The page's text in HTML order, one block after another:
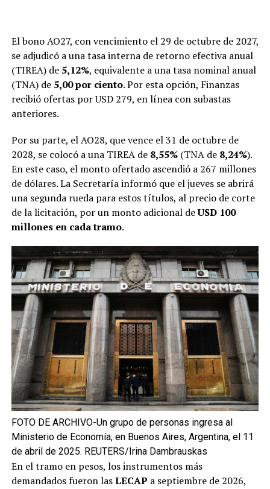
El bono AO27, con vencimiento el 29 de octubre de 2027,
se adjudicó a una tasa interna de retorno efectiva anual
(TIREA) de 5,12%, equivalente a una tasa nominal anual
(TNA) de 5,00 por ciento. Por esta opción, Finanzas
recibió ofertas por USD 279, en línea con subastas
anteriores.
Por su parte, el AO28, que vence el 31 de octubre de
2028, se colocó a una TIREA de 8,55%(TNA de 8,24%).
En este caso, el monto ofertado ascendió a 267 millones
de dólares. La Secretaría informó que el jueves se abrirá
una segunda rueda para estos títulos, al precio de corte
de la licitación, por un monto adicional deUSD 100
millones en cada tramo.
FOTO DE ARCHIVO-Un grupo de personas ingresa al
Ministerio de Economía, en Buenos Aires, Argentina, el 11
de abril de 2025. REUTERS/Irina Dambrauskas
En el tramo en pesos, los instrumentos más
demandados fueron lasLECAP a septiembre de 2026,